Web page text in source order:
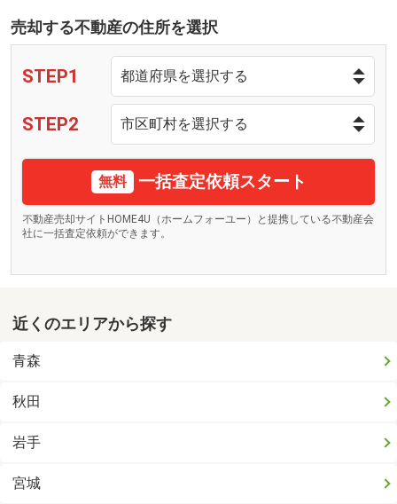
売却する不動産の住所を選択
STEP1
STEP2
無料 一括査定依頼スタート
不動産売却サイトHOME4U（ホームフォーユー）と提携している不動産会
社に一括査定依頼ができます。
近くのエリアから探す
青森
秋田
岩手
宮城